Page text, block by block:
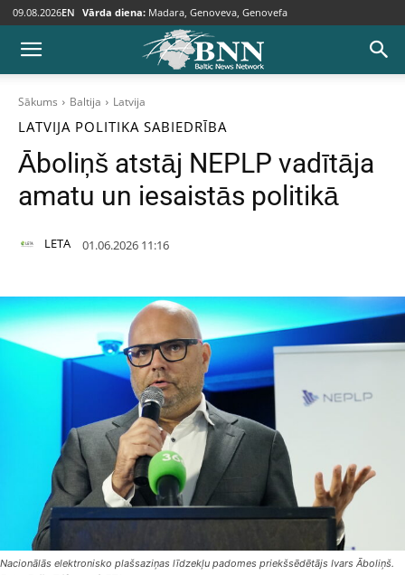
09.08.2026EN Vārda diena: Madara, Genoveva, Genovefa
Sākums Baltija Latvija
LATVIJA POLITIKA SABIEDRĪBA
Āboliņš atstāj NEPLP vadītāja
amatu un iesaistās politikā
LETA 01.06.2026 11:16
Nacionālās elektronisko plašsaziņas līdzekļu padomes priekšsēdētājs Ivars Āboliņš.